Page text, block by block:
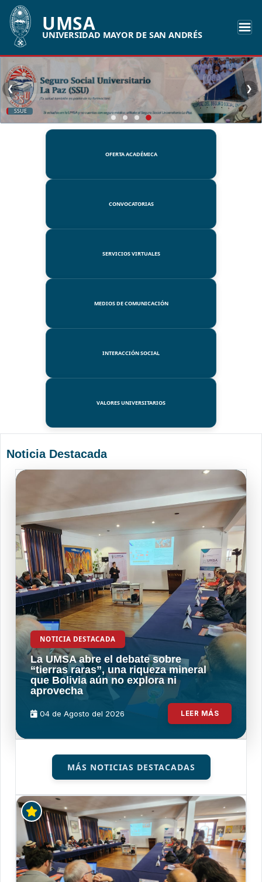
UMSA
UNIVERSIDAD MAYOR DE SAN ANDRÉS
SSUE
❮ ❯
OFERTA ACADÉMICA
CONVOCATORIAS
SERVICIOS VIRTUALES
MEDIOS DE COMUNICACIÓN
INTERACCIÓN SOCIAL
VALORES UNIVERSITARIOS
Noticia Destacada
NOTICIA DESTACADA
La UMSA abre el debate sobre
“tierras raras”, una riqueza mineral
que Bolivia aún no explora ni
aprovecha
04 de Agosto del 2026 LEER MÁS
MÁS NOTICIAS DESTACADAS